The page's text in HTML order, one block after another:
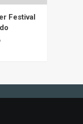
Festival